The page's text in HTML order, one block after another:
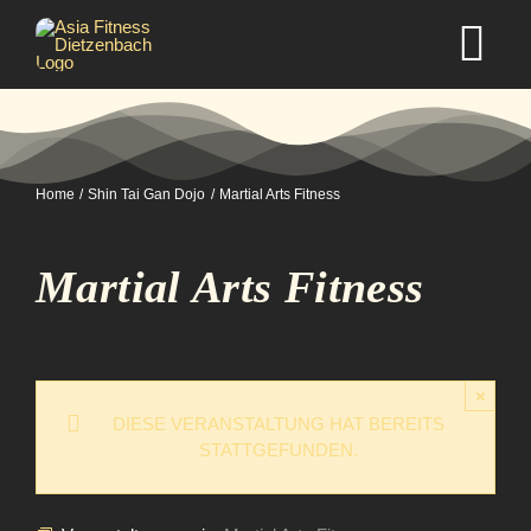
Inhalt
springen
Home Shin Tai Gan Dojo Martial Arts Fitness
Martial Arts Fitness
DIESE VERANSTALTUNG HAT BEREITS
STATTGEFUNDEN.
×